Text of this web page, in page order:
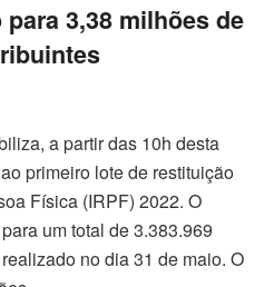
3,38 milhões de
a partir das 10h desta
primeiro lote de restituição
Física (IRPF) 2022. O
um total de 3.383.969
no dia 31 de maio. O